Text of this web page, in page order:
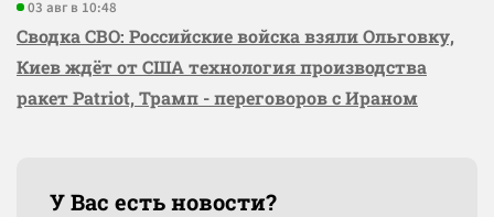
03 авг в 10:48
Сводка СВО: Российские войска взяли Ольговку,
Киев ждёт от США технология производства
ракет Patriot, Трамп - переговоров с Ираном
У Вас есть новости?